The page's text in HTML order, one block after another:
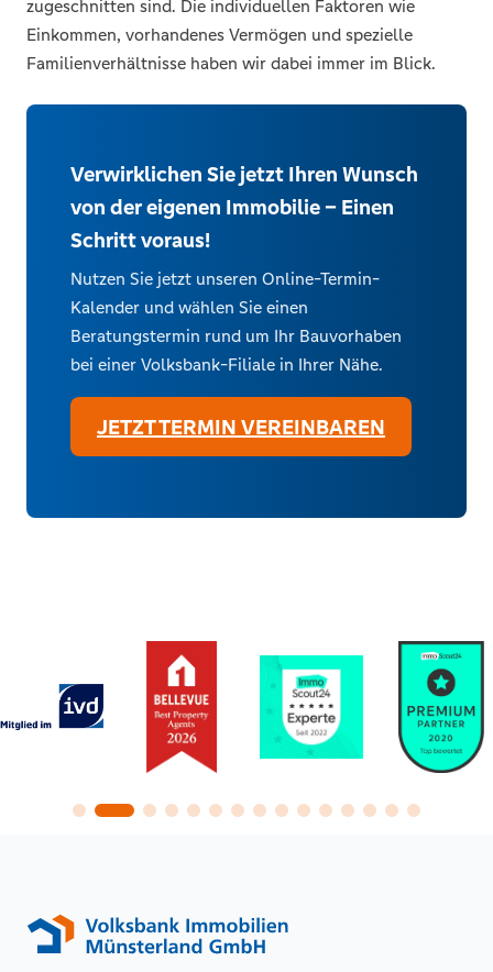
zugeschnitten sind. Die individuellen Faktoren wie
Einkommen, vorhandenes Vermögen und spezielle
Familienverhältnisse haben wir dabei immer im Blick.
Verwirklichen Sie jetzt Ihren Wunsch
von der eigenen Immobilie – Einen
Schritt voraus!
Nutzen Sie jetzt unseren Online-Termin-
Kalender und wählen Sie einen
Beratungstermin rund um Ihr Bauvorhaben
bei einer Volksbank-Filiale in Ihrer Nähe.
JETZT TERMIN VEREINBAREN